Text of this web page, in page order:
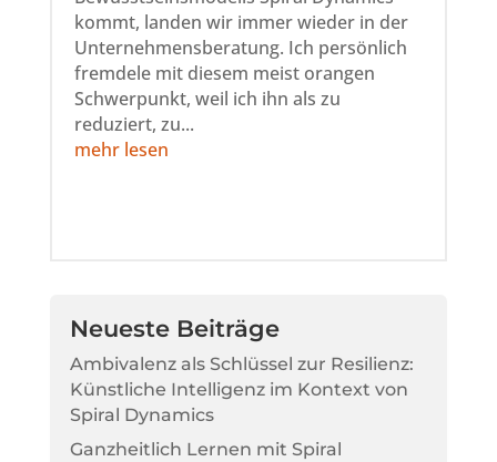
kommt, landen wir immer wieder in der
Unternehmensberatung. Ich persönlich
fremdele mit diesem meist orangen
Schwerpunkt, weil ich ihn als zu
reduziert, zu...
mehr lesen
Neueste Beiträge
Ambivalenz als Schlüssel zur Resilienz:
Künstliche Intelligenz im Kontext von
Spiral Dynamics
Ganzheitlich Lernen mit Spiral